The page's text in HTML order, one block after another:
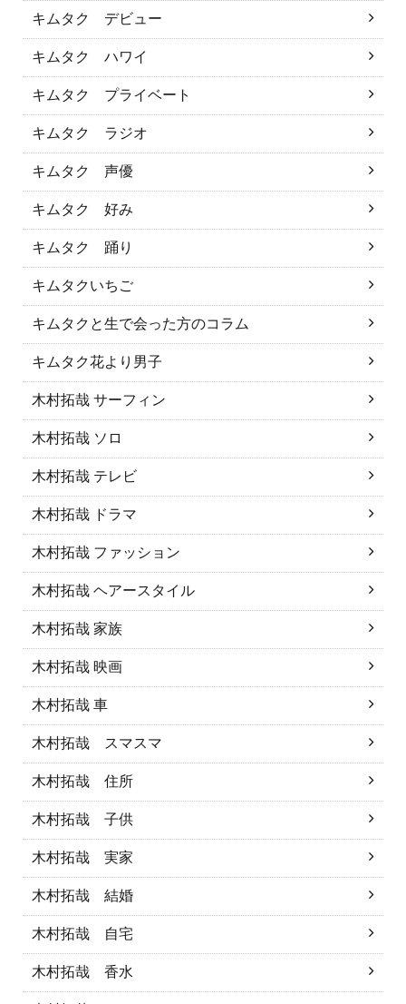
キムタク デビュー
キムタク ハワイ
キムタク プライベート
キムタク ラジオ
キムタク 声優
キムタク 好み
キムタク 踊り
キムタクいちご
キムタクと生で会った方のコラム
キムタク花より男子
木村拓哉 サーフィン
木村拓哉 ソロ
木村拓哉 テレビ
木村拓哉 ドラマ
木村拓哉 ファッション
木村拓哉 ヘアースタイル
木村拓哉 家族
木村拓哉 映画
木村拓哉 車
木村拓哉 スマスマ
木村拓哉 住所
木村拓哉 子供
木村拓哉 実家
木村拓哉 結婚
木村拓哉 自宅
木村拓哉 香水